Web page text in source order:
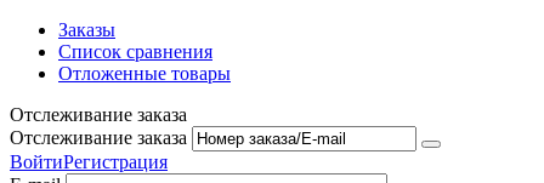
Заказы
Список сравнения
Отложенные товары
Отслеживание заказа
Отслеживание заказа
ВойтиРегистрация